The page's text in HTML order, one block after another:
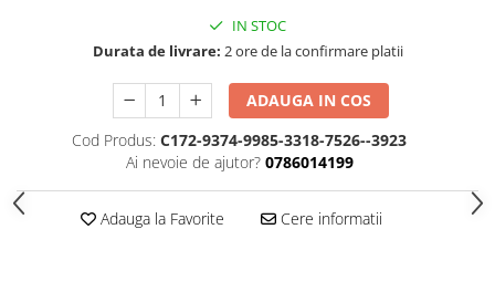
IN STOC
Durata de livrare: 2 ore de la confirmare platii
ADAUGA IN COS
Cod Produs: C172-9374-9985-3318-7526--3923
Ai nevoie de ajutor? 0786014199
Adauga la Favorite Cere informatii